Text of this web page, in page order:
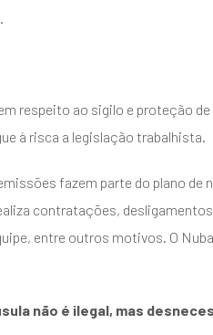
respeito ao sigilo e proteção
à risca a legislação trabalhista.
fazem parte do plano
contratações,
entre outros motivos. O
não é ilegal, mas